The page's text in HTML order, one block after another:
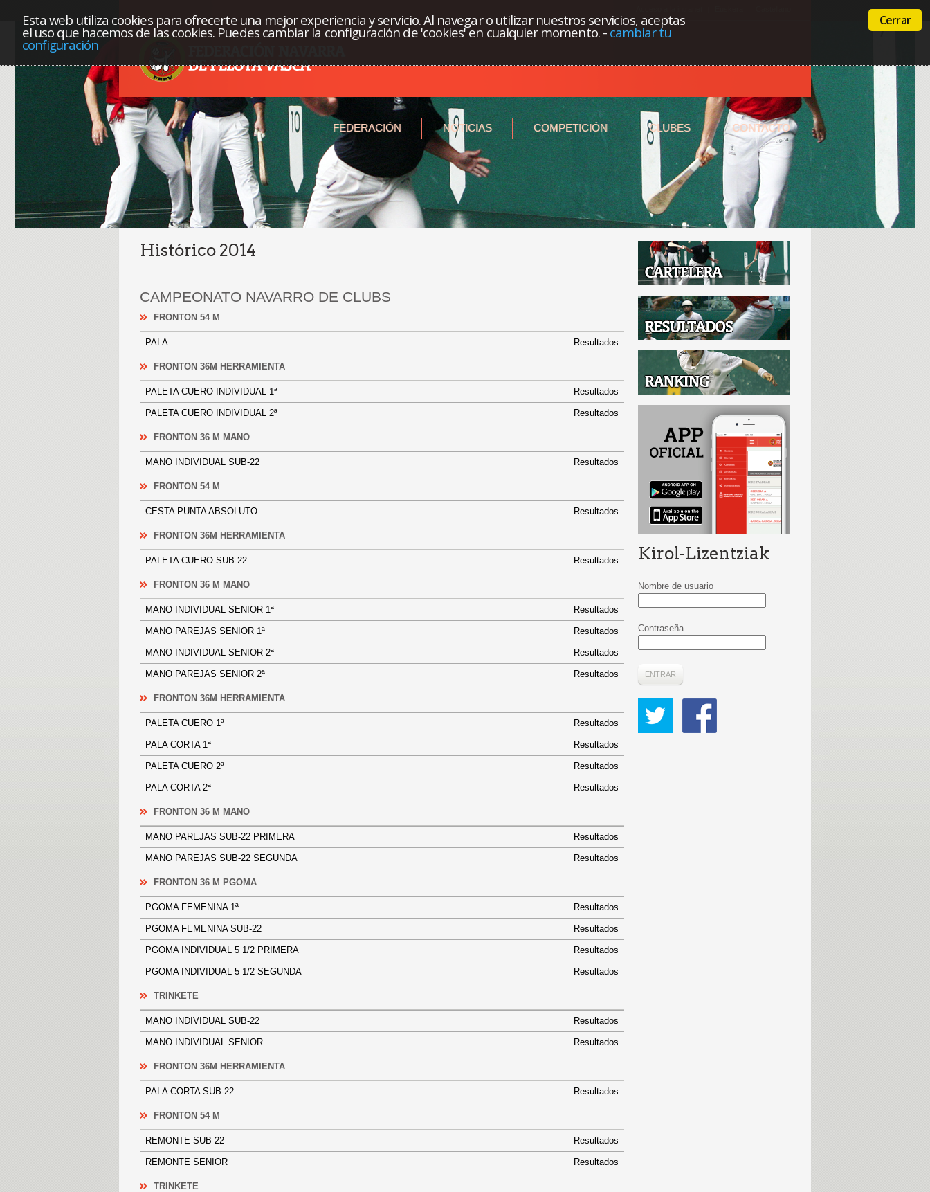
Esta web utiliza cookies para ofrecerte una mejor experiencia y servicio. Al navegar o utilizar nuestros servicios, aceptas
el uso que hacemos de las cookies. Puedes cambiar la configuración de 'cookies' en cualquier momento.- cambiar tu
configuración
Cerrar
FEDERACIÓN NOTICIAS COMPETICIÓN CLUBES CONTACTO
Histórico 2014
CAMPEONATO NAVARRO DE CLUBS
FRONTON 54 M
PALA Resultados
FRONTON 36M HERRAMIENTA
PALETA CUERO INDIVIDUAL 1ª Resultados
PALETA CUERO INDIVIDUAL 2ª Resultados
FRONTON 36 M MANO
MANO INDIVIDUAL SUB-22 Resultados
FRONTON 54 M
CESTA PUNTA ABSOLUTO Resultados
FRONTON 36M HERRAMIENTA
PALETA CUERO SUB-22 Resultados
FRONTON 36 M MANO
MANO INDIVIDUAL SENIOR 1ª Resultados
MANO PAREJAS SENIOR 1ª Resultados
MANO INDIVIDUAL SENIOR 2ª Resultados
MANO PAREJAS SENIOR 2ª Resultados
FRONTON 36M HERRAMIENTA
PALETA CUERO 1ª Resultados
PALA CORTA 1ª Resultados
PALETA CUERO 2ª Resultados
PALA CORTA 2ª Resultados
FRONTON 36 M MANO
MANO PAREJAS SUB-22 PRIMERA Resultados
MANO PAREJAS SUB-22 SEGUNDA Resultados
FRONTON 36 M PGOMA
PGOMA FEMENINA 1ª Resultados
PGOMA FEMENINA SUB-22 Resultados
PGOMA INDIVIDUAL 5 1/2 PRIMERA Resultados
PGOMA INDIVIDUAL 5 1/2 SEGUNDA Resultados
TRINKETE
MANO INDIVIDUAL SUB-22 Resultados
MANO INDIVIDUAL SENIOR Resultados
FRONTON 36M HERRAMIENTA
PALA CORTA SUB-22 Resultados
FRONTON 54 M
REMONTE SUB 22 Resultados
REMONTE SENIOR Resultados
TRINKETE
Kirol-Lizentziak
Nombre de usuario
Contraseña
ENTRAR